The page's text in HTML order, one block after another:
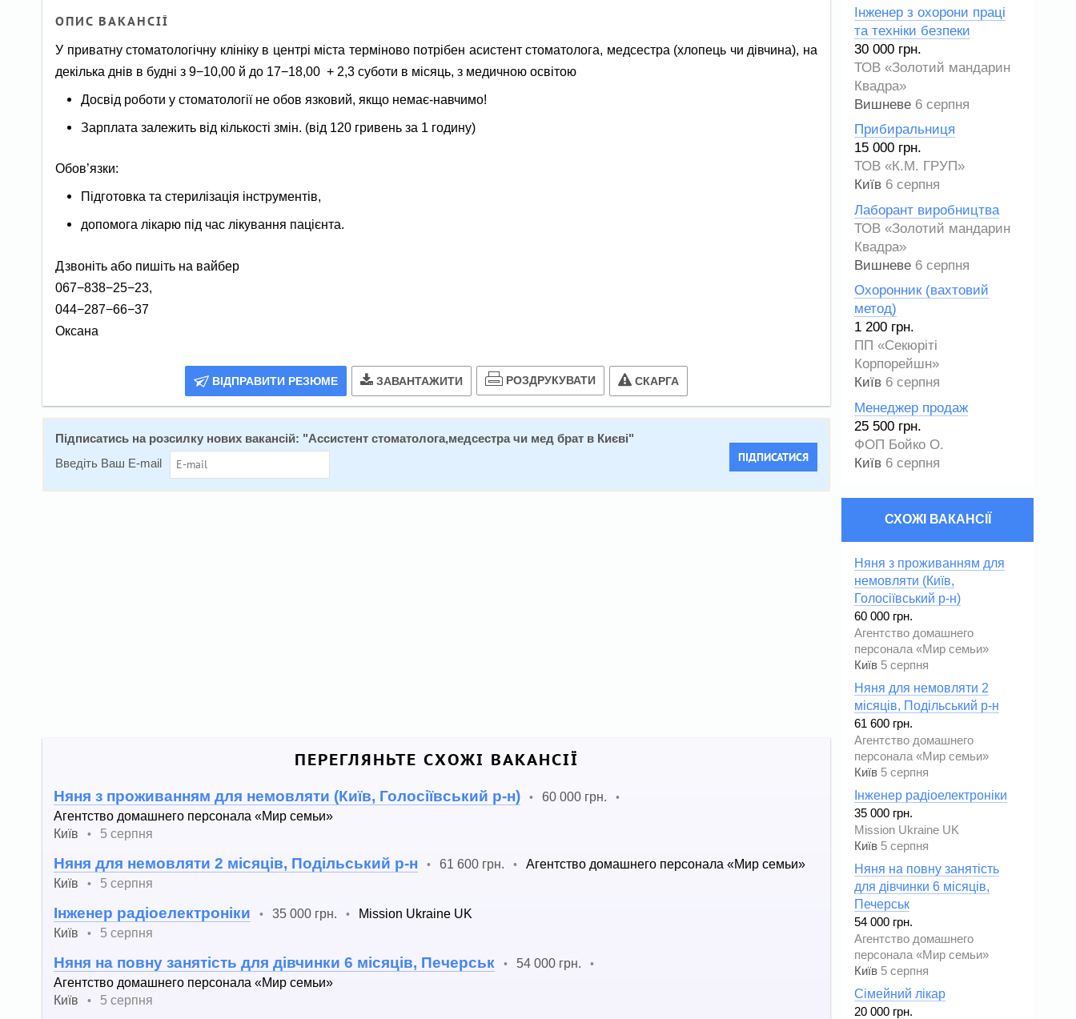
ОПИС ВАКАНСІЇ
У приватну стоматологічну клініку в центрі міста терміново потрібен асистент стоматолога, медсестра (хлопець чи дівчина), на
декілька днів в будні з 9−10,00 й до 17−18,00 + 2,3 суботи в місяць, з медичною освітою
Досвід роботи у стоматології не обов язковий, якщо немає-навчимо!
Зарплата залежить від кількості змін. (від 120 гривень за 1 годину)
Обов’язки:
Підготовка та стерилізація інструментів,
допомога лікарю під час лікування пацієнта.
Дзвоніть або пишіть на вайбер
067−838−25−23,
044−287−66−37
Оксана
ВІДПРАВИТИ РЕЗЮМЕ ЗАВАНТАЖИТИ РОЗДРУКУВАТИ СКАРГА
Підписатись на розсилку нових вакансій: "Ассистент стоматолога,медсестра чи мед брат в Києві"
Введіть Ваш E-mail
ПІДПИСАТИСЯ
ПЕРЕГЛЯНЬТЕ СХОЖІ ВАКАНСІЇ
Няня з проживанням для немовляти (Київ, Голосіївський р-н) • 60 000 грн. •
Агентство домашнего персонала «Мир семьи»
Київ
• 5 серпня
Няня для немовляти 2 місяців, Подільський р-н • 61 600 грн. •
Агентство домашнего персонала «Мир семьи»
Київ
• 5 серпня
Інженер радіоелектроніки • 35 000 грн. •
Mission Ukraine UK
Київ
• 5 серпня
Няня на повну занятість для дівчинки 6 місяців, Печерськ • 54 000 грн. •
Агентство домашнего персонала «Мир семьи»
Київ
• 5 серпня
Інженер з охорони праці
та техніки безпеки
30 000 грн.
ТОВ «Золотий мандарин
Квадра»
Вишневе 6 серпня
Прибиральниця
15 000 грн.
ТОВ «К.М. ГРУП»
Київ 6 серпня
Лаборант виробництва
ТОВ «Золотий мандарин
Квадра»
Вишневе 6 серпня
Охоронник (вахтовий
метод)
1 200 грн.
ПП «Секюріті
Корпорейшн»
Київ 6 серпня
Менеджер продаж
25 500 грн.
ФОП Бойко О.
Київ 6 серпня
СХОЖІ ВАКАНСІЇ
Няня з проживанням для
немовляти (Київ,
Голосіївський р-н)
60 000 грн.
Агентство домашнего
персонала «Мир семьи»
Київ 5 серпня
Няня для немовляти 2
місяців, Подільський р-н
61 600 грн.
Агентство домашнего
персонала «Мир семьи»
Київ 5 серпня
Інженер радіоелектроніки
35 000 грн.
Mission Ukraine UK
Київ 5 серпня
Няня на повну занятість
для дівчинки 6 місяців,
Печерськ
54 000 грн.
Агентство домашнего
персонала «Мир семьи»
Київ 5 серпня
Сімейний лікар
20 000 грн.